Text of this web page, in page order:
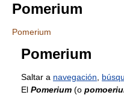
Pomerium
Pomerium
Pomerium
Saltar a navegación
El Pomerium (o